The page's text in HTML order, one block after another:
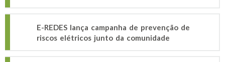
E-REDES lança campanha de prevenção de
riscos elétricos junto da comunidade